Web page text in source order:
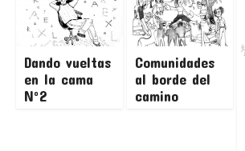
Dando vueltas
en la cama
Nº2
Comunidades
al borde del
camino